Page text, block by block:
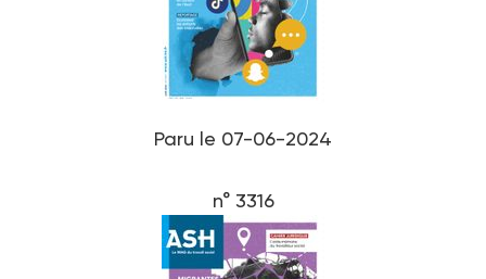
Paru le 07-06-2024
n° 3316